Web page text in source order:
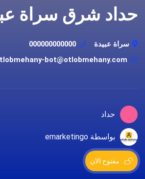
حداد شرق سراة
سراة عبيدة
000000000000
bot@otlobmehany.com
حداد
بواسطة emarketingo
مفتوح الان